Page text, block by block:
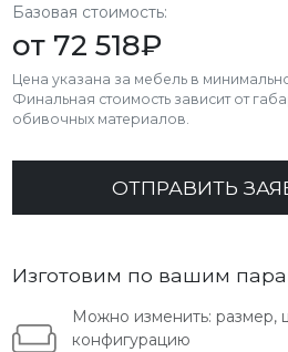
Базовая стоимость:
от 72 518₽
Цена указана за мебель в
Финальная стоимость зависит от
обивочных материалов.
ОТПРАВИТЬ
Изготовим по вашим
Можно изменить: размер,
конфигурацию